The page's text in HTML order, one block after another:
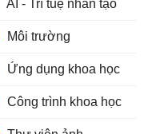
AI - Trí tuệ nhân tạo
Môi trường
Ứng dụng khoa học
Công trình khoa học